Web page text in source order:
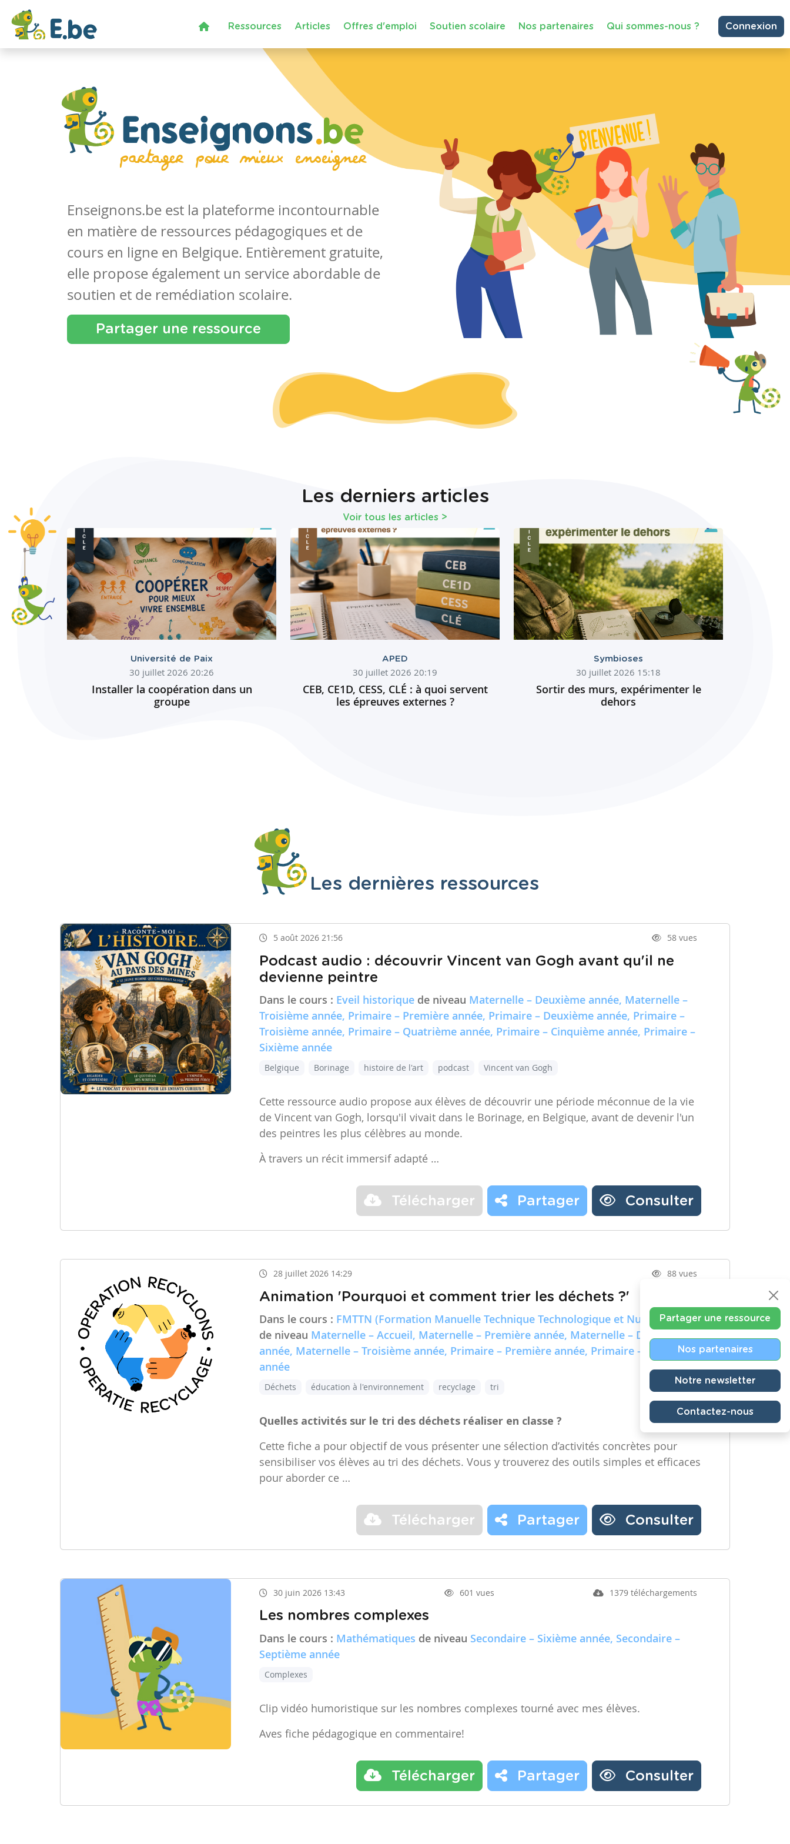
Ressources Articles Offres d'emploi Soutien scolaire Nos partenaires Qui sommes-nous ? Connexion
Enseignons.be est la plateforme incontournable
en matière de ressources pédagogiques et de
cours en ligne en Belgique. Entièrement gratuite,
elle propose également un service abordable de
soutien et de remédiation scolaire.
Partager une ressource
Les derniers articles
Voir tous les articles >
Université de Paix
30 juillet 2026 20:26
Installer la coopération dans un
groupe
APED
30 juillet 2026 20:19
CEB, CE1D, CESS, CLÉ : à quoi servent
les épreuves externes ?
Symbioses
30 juillet 2026 15:18
Sortir des murs, expérimenter le
dehors
Les dernières ressources
5 août 2026 21:56 58 vues
Podcast audio : découvrir Vincent van Gogh avant qu'il ne
devienne peintre
Dans le cours : Eveil historique de niveau Maternelle – Deuxième année, Maternelle –
Troisième année, Primaire – Première année, Primaire – Deuxième année, Primaire –
Troisième année, Primaire – Quatrième année, Primaire – Cinquième année, Primaire –
Sixième année
Belgique Borinage histoire de l'art podcast Vincent van Gogh
Cette ressource audio propose aux élèves de découvrir une période méconnue de la vie
de Vincent van Gogh, lorsqu'il vivait dans le Borinage, en Belgique, avant de devenir l'un
des peintres les plus célèbres au monde.
À travers un récit immersif adapté …
Télécharger Partager Consulter
28 juillet 2026 14:29 88 vues
Animation 'Pourquoi et comment trier les déchets ?'
Dans le cours : FMTTN (Formation Manuelle Technique Technologique et Numérique)
de niveau Maternelle – Accueil, Maternelle – Première année, Maternelle – Deuxième
année, Maternelle – Troisième année, Primaire – Première année, Primaire – Deuxième
année
Déchets éducation à l'environnement recyclage tri
Quelles activités sur le tri des déchets réaliser en classe ?
Cette fiche a pour objectif de vous présenter une sélection d’activités concrètes pour
sensibiliser vos élèves au tri des déchets. Vous y trouverez des outils simples et efficaces
pour aborder ce …
Télécharger Partager Consulter
30 juin 2026 13:43 601 vues 1379 téléchargements
Les nombres complexes
Dans le cours : Mathématiques de niveau Secondaire – Sixième année, Secondaire –
Septième année
Complexes
Clip vidéo humoristique sur les nombres complexes tourné avec mes élèves.
Aves fiche pédagogique en commentaire!
Télécharger Partager Consulter
Partager une ressource
Nos partenaires
Notre newsletter
Contactez-nous